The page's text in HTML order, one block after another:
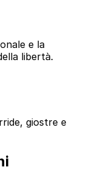
e la
libertà.
giostre e